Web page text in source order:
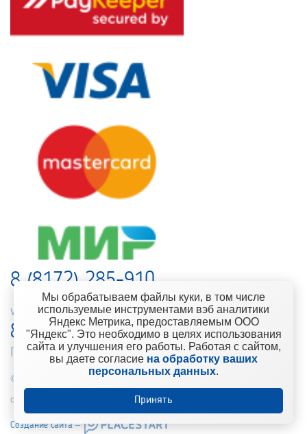
8 (8172) 285-910
web-support@kontinent.ru
8 900 501-25-53
Горячая линия интернет-магазина
© 2010-2021 Компания «Континент» Сеть магазинов строительно-
отделочных материалов
Создание сайта –
Мы обрабатываем файлы куки, в том числе
используемые инструментами вэб аналитики
Яндекс Метрика, предоставляемым ООО
"Яндекс". Это необходимо в целях использования
сайта и улучшения его работы. Работая с сайтом,
вы даете согласие на обработку ваших
персональных данных.
Принять